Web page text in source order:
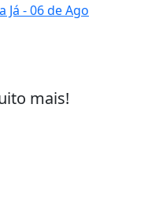
Já - 06 de Ago
mais!